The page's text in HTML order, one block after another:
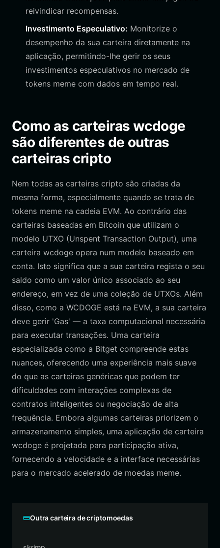
reivindicar recompensas.
Investimento Especulativo: Monitorize o
desempenho da sua carteira diretamente na
aplicação, permitindo-lhe gerir os seus
investimentos especulativos no mercado de
tokens meme com dados em tempo real.
Como as carteiras wcdoge
são diferentes de outras
carteiras cripto
Nem todas as carteiras cripto são criadas da
mesma forma, especialmente quando se trata de
tokens meme na cadeia EVM. Ao contrário das
carteiras baseadas em Bitcoin que utilizam o
modelo UTXO (Unspent Transaction Output), uma
carteira wcdoge opera num modelo baseado em
conta. Isto significa que a sua carteira regista o seu
saldo como um valor único associado ao seu
endereço, em vez de uma coleção de UTXOs. Além
disso, como a WCDOGE está na EVM, a sua carteira
deve gerir 'Gas' — a taxa computacional necessária
para executar transações. Uma carteira
especializada como a Bitget compreende estas
nuances, oferecendo uma experiência mais suave
do que as carteiras genéricas que podem ter
dificuldades com interações complexas de
contratos inteligentes ou negociação de alta
frequência. Embora algumas carteiras priorizem o
armazenamento simples, uma aplicação de carteira
wcdoge é projetada para participação ativa,
fornecendo a velocidade e a interface necessárias
para o mercado acelerado de moedas meme.
Outra carteira de criptomoedas